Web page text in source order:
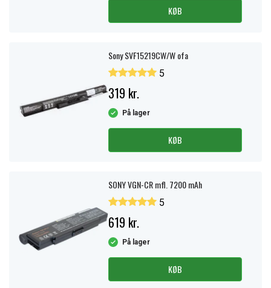
KØB
Sony SVF15219CW/W ofa
5
319 kr.
På lager
KØB
SONY VGN-CR mfl. 7200 mAh
5
619 kr.
På lager
KØB